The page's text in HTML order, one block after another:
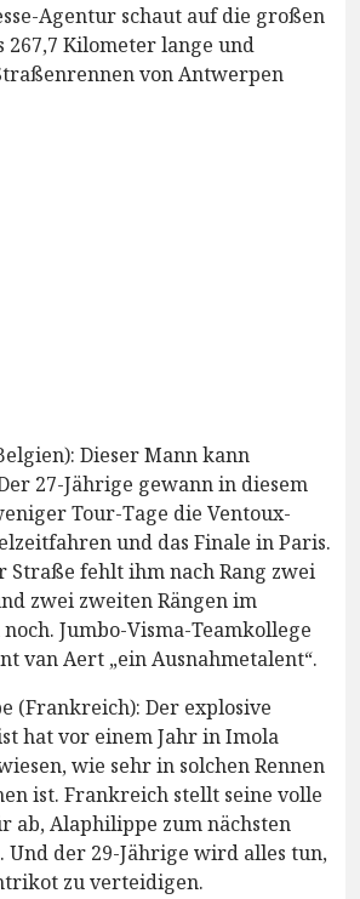
Agentur schaut auf die großen
267,7 Kilometer lange und
von Antwerpen
Dieser Mann kann
27-Jährige gewann in diesem
Tour-Tage die Ventoux-
und das Finale in Paris.
Straße fehlt ihm nach Rang zwei
zwei zweiten Rängen im
Jumbo-Visma-Teamkollege
van Aert „ein Ausnahmetalent“.
(Frankreich): Der explosive
hat vor einem Jahr in Imola
wie sehr in solchen Rennen
ist. Frankreich stellt seine volle
ab, Alaphilippe zum nächsten
Und der 29-Jährige wird alles tun,
zu verteidigen.